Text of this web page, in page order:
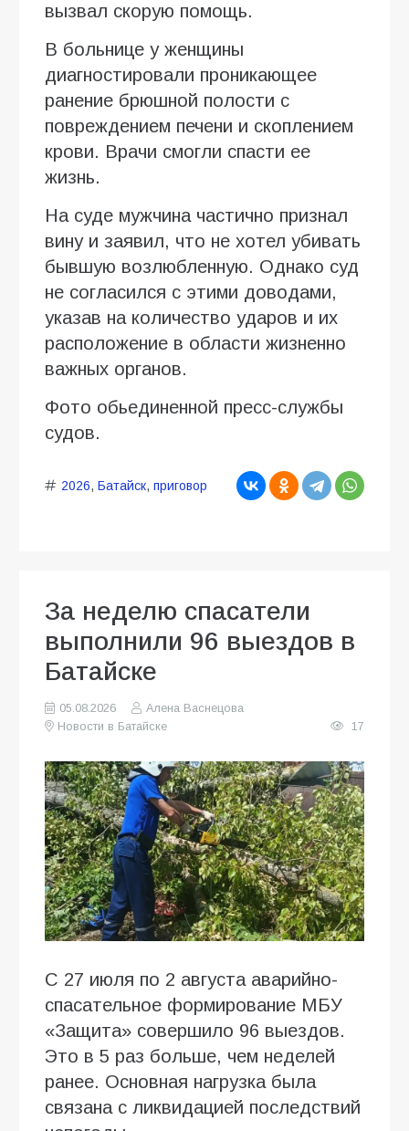
вызвал скорую помощь.
В больнице у женщины
диагностировали проникающее
ранение брюшной полости с
повреждением печени и скоплением
крови. Врачи смогли спасти ее
жизнь.
На суде мужчина частично признал
вину и заявил, что не хотел убивать
бывшую возлюбленную. Однако суд
не согласился с этими доводами,
указав на количество ударов и их
расположение в области жизненно
важных органов.
Фото обьединенной пресс-службы
судов.
2026, Батайск, приговор
За неделю спасатели
выполнили 96 выездов в
Батайске
05.08.2026
Алена Васнецова
Новости в Батайске
17
С 27 июля по 2 августа аварийно-
спасательное формирование МБУ
«Защита» совершило 96 выездов.
Это в 5 раз больше, чем неделей
ранее. Основная нагрузка была
связана с ликвидацией последствий